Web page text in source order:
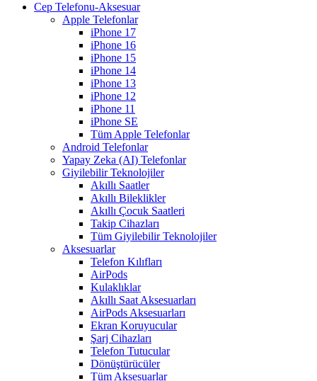
Cep Telefonu-Aksesuar
Apple Telefonlar
iPhone 17
iPhone 16
iPhone 15
iPhone 14
iPhone 13
iPhone 12
iPhone 11
iPhone SE
Tüm Apple Telefonlar
Android Telefonlar
Yapay Zeka (AI) Telefonlar
Giyilebilir Teknolojiler
Akıllı Saatler
Akıllı Bileklikler
Akıllı Çocuk Saatleri
Takip Cihazları
Tüm Giyilebilir Teknolojiler
Aksesuarlar
Telefon Kılıfları
AirPods
Kulaklıklar
Akıllı Saat Aksesuarları
AirPods Aksesuarları
Ekran Koruyucular
Şarj Cihazları
Telefon Tutucular
Dönüştürücüler
Tüm Aksesuarlar